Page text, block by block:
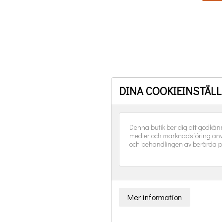
DINA
Denna butik ber dig att
medier och marknadsföring
och behandlingen av berörda